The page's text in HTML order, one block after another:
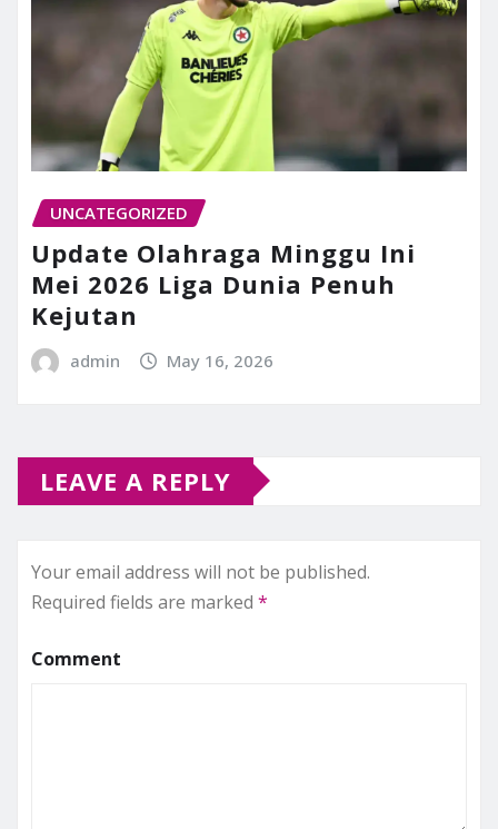
UNCATEGORIZED
Update Olahraga Minggu Ini
Mei 2026 Liga Dunia Penuh
Kejutan
admin May 16, 2026
LEAVE A REPLY
Your email address will not be published.
Required fields are marked *
Comment